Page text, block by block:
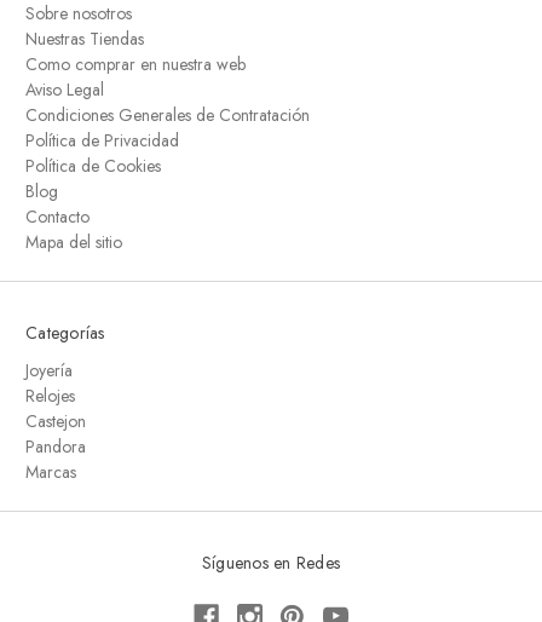
Sobre nosotros
Nuestras Tiendas
Como comprar en nuestra web
Aviso Legal
Condiciones Generales de Contratación
Política de Privacidad
Política de Cookies
Blog
Contacto
Mapa del sitio
Categorías
Joyería
Relojes
Castejon
Pandora
Marcas
Síguenos en Redes